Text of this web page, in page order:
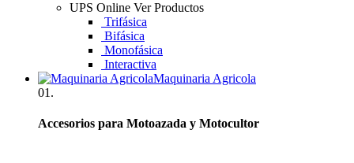
UPS Online Ver Productos
Trifásica
Bifásica
Monofásica
Interactiva
Maquinaria Agricola
01.
Accesorios para Motoazada y Motocultor